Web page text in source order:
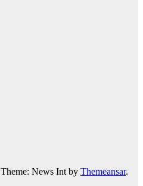
Theme: News Int by Themeansar.